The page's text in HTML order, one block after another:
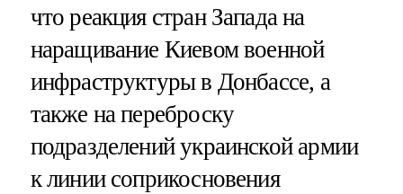
что реакция стран Запада на
наращивание Киевом военной
инфраструктуры в Донбассе, а
также на переброску
подразделений украинской армии
к линии соприкосновения